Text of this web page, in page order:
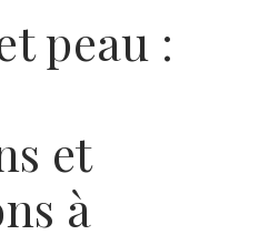
peau :
et
à